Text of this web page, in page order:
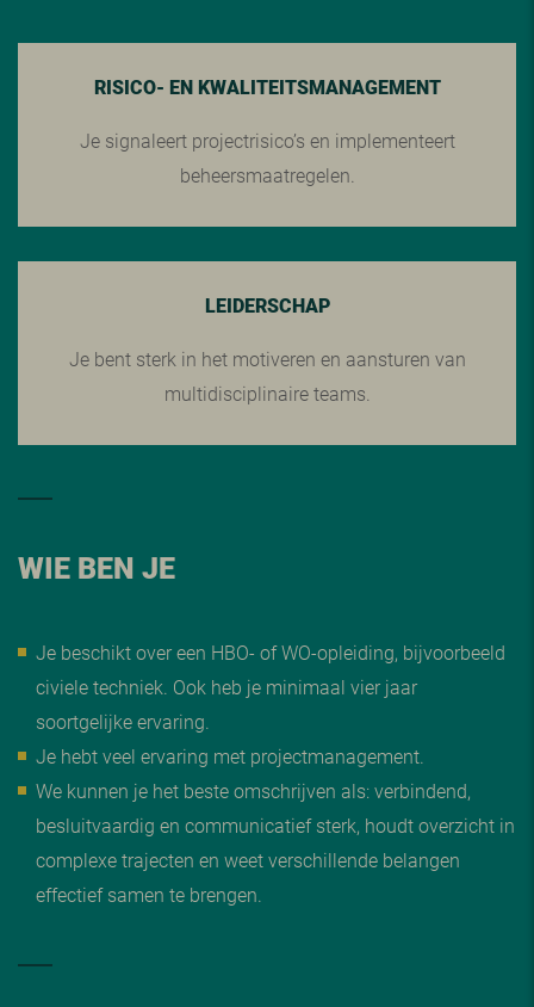
RISICO- EN KWALITEITSMANAGEMENT
Je signaleert projectrisico’s en implementeert
beheersmaatregelen.
LEIDERSCHAP
Je bent sterk in het motiveren en aansturen van
multidisciplinaire teams.
WIE BEN JE
Je beschikt over een HBO- of WO-opleiding, bijvoorbeeld
civiele techniek. Ook heb je minimaal vier jaar
soortgelijke ervaring.
Je hebt veel ervaring met projectmanagement.
We kunnen je het beste omschrijven als: verbindend,
besluitvaardig en communicatief sterk, houdt overzicht in
complexe trajecten en weet verschillende belangen
effectief samen te brengen.